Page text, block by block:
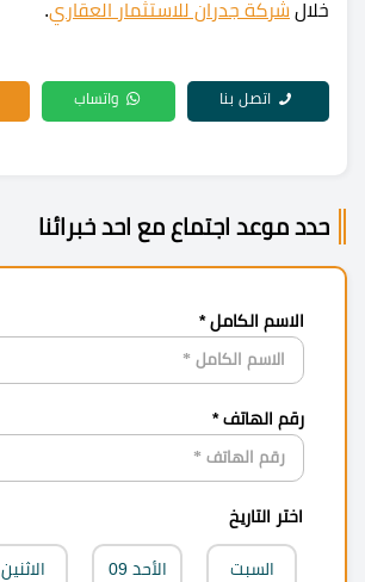
خلال شركة جدران للاستثمار العقاري.
اتصل بنا واتساب
حدد موعد اجتماع مع احد خبرائنا
الاسم الكامل *
رقم الهاتف *
اختر التاريخ
السبت
الأحد 09
الاثنين